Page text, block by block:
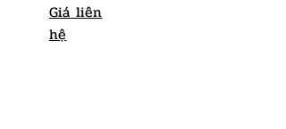
Giá liên
hệ